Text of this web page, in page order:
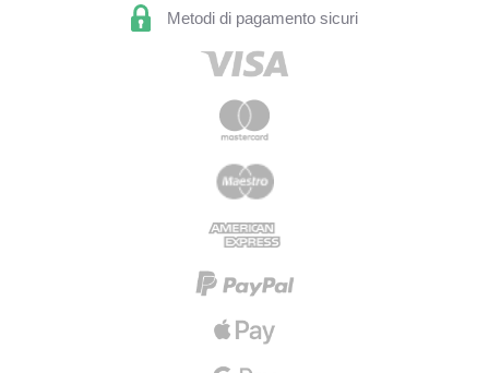
Metodi di pagamento sicuri